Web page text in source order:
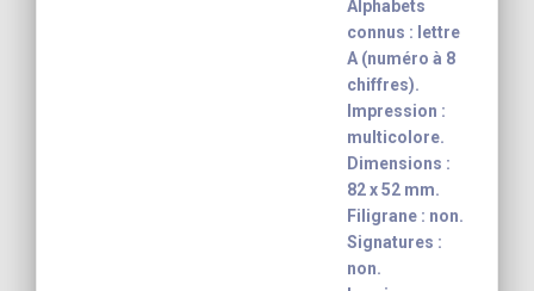
Alphabets
connus : lettre
A (numéro à 8
chiffres).
Impression :
multicolore.
Dimensions :
82 x 52 mm.
Filigrane : non.
Signatures :
non.